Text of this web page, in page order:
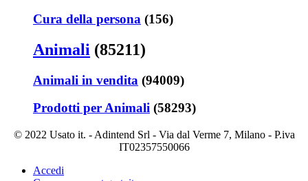
Cura della persona (156)
Animali (85211)
Animali in vendita (94009)
Prodotti per Animali (58293)
© 2022 Usato it. - Adintend Srl - Via dal Verme 7, Milano - P.iva
IT02357550066
Accedi